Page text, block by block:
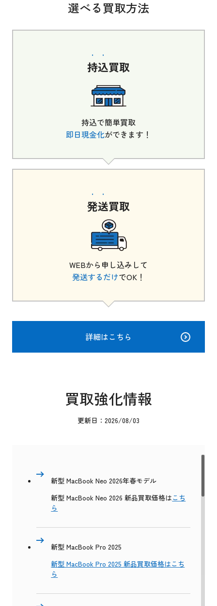
選べる買取方法
持込買取
持込で簡単買取
即日現金化ができます！
発送買取
WEBから申し込みして
発送するだけでOK！
詳細はこちら
買取強化情報
更新日：2026/08/03
新型 MacBook Neo 2026年春モデル
新型 MacBook Neo 2026 新品買取価格はこち
ら
新型 MacBook Pro 2025
新型 MacBook Pro 2025 新品買取価格はこち
ら